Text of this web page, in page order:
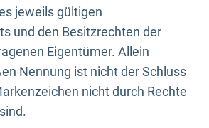
jeweils gültigen
und den Besitzrechten der
Eigentümer. Allein
Nennung ist nicht der Schluss
nicht durch Rechte